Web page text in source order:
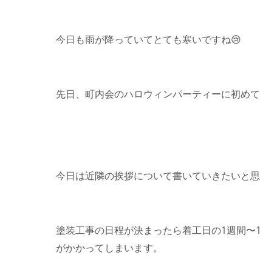
今日も雨が降っていてとても寒いですね😢
先日、町内会のハロウィンパーティーに初め
今日は近隣の挨拶について書いていきたいと
塗装工事の日程が決まったら着工日の1週間
がかかってしまいます。